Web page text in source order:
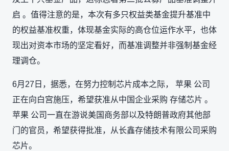
启 。值得注意的是，本次有多只权益类基金提升基准中
的权益基准权重，体现基金实际的高仓位运作水平，也体
现出对资本市场的坚定看好，而基准调整并非强制基金经
理调仓。
6月27日，据悉，在努力控制芯片成本之际， 苹果 公司
正在向白宫施压，希望获准从中国企业采购 存储芯片 。
苹果 公司一直在游说美国商务部以及特朗普政府其他部
门的官员，希望获得批准，从长鑫存储技术有限公司采购
芯片。